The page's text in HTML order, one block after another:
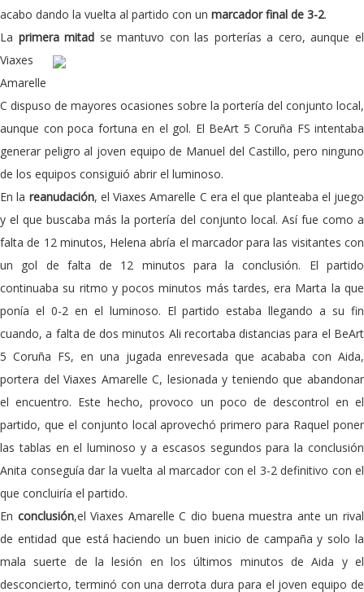
acabo dando la vuelta al partido con un marcador final de 3-2.
La primera mitad se mantuvo conlas porterías a cero, aunque el
Viaxes
Amarelle
C dispuso de mayores ocasiones sobre la portería del conjunto local,
aunque con poca fortuna en el gol. El BeArt 5 Coruña FS intentaba
generar peligro al joven equipo de Manuel del Castillo, pero ninguno
de los equipos consiguió abrir el luminoso.
En la reanudación, el Viaxes Amarelle C era el que planteaba el juego
y el que buscaba más la portería del conjunto local. Así fue como a
falta de 12 minutos, Helena abría el marcador para las visitantes con
un gol de falta de 12 minutos para la conclusión. El partido
continuaba su ritmo y pocos minutos más tardes, era Marta la que
ponía el 0-2 en el luminoso. El partido estaba llegando a su fin
cuando, a falta de dos minutos Ali recortaba distancias para el BeArt
5 Coruña FS, en una jugada enrevesada que acababa con Aida,
portera del Viaxes Amarelle C, lesionada y teniendo que abandonar
el encuentro. Este hecho, provoco un poco de descontrol en el
partido, que el conjunto local aprovechó primero para Raquel poner
las tablas en el luminoso y a escasos segundos para la conclusión
Anita conseguía dar la vuelta al marcador con el 3-2 definitivo con el
que concluiría el partido.
En conclusión,el Viaxes Amarelle C dio buena muestra ante un rival
de entidad que está haciendo un buen inicio de campaña y solo la
mala suerte de la lesión en los últimos minutos de Aida y el
desconcierto, terminó con una derrota dura para el joven equipo de